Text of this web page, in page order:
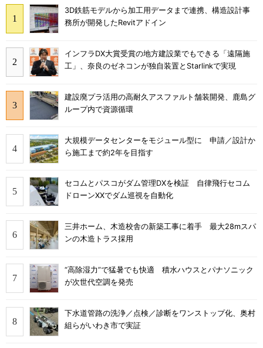
3D鉄筋モデルから加工用データまで連携、構造設計事
務所が開発したRevitアドイン
インフラDX大賞受賞の地方建設業でもできる「遠隔施
工」、奈良のゼネコンが独自装置とStarlinkで実現
建設廃プラ活用の高耐久アスファルト舗装開発、鹿島グ
ループ内で資源循環
大規模データセンターをモジュール型に 申請／設計か
ら施工まで約2年を目指す
セコムとパスコがダム管理DXを検証 自律飛行セコム
ドローンXXでダム巡視を自動化
三井ホーム、木造校舎の新築工事に着手 最大28mスパ
ンの木造トラス採用
“高除湿力”で猛暑でも快適 積水ハウスとパナソニック
が次世代空調を発売
下水道管路の洗浄／点検／診断をワンストップ化、奥村
組らがいわき市で実証